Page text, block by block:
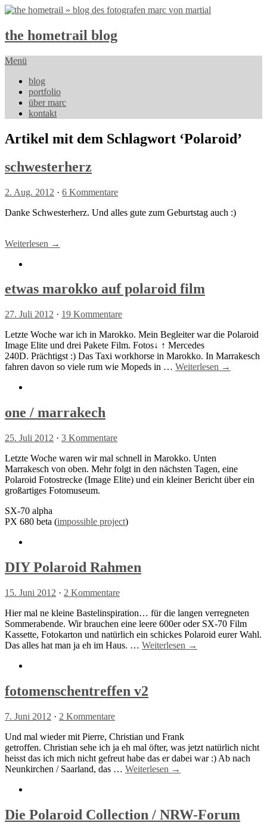
the hometrail blog
Menü
blog
portfolio
über marc
kontakt
Artikel mit dem Schlagwort ‘Polaroid’
schwesterherz
2. Aug. 2012 · 6 Kommentare
Danke Schwesterherz. Und alles gute zum Geburtstag auch :)
Weiterlesen →
etwas marokko auf polaroid film
27. Juli 2012 · 19 Kommentare
Letzte Woche war ich in Marokko. Mein Begleiter war die Polaroid
Image Elite und drei Pakete Film. Fotos↓ ↑ Mercedes
240D. Prächtigst :) Das Taxi workhorse in Marokko. In Marrakesch
fahren davon so viele rum wie Mopeds in … Weiterlesen →
one / marrakech
25. Juli 2012 · 3 Kommentare
Letzte Woche waren wir mal schnell in Marokko. Unten
Marrakesch von oben. Mehr folgt in den nächsten Tagen, eine
Polaroid Fotostrecke (Image Elite) und ein kleiner Bericht über ein
großartiges Fotomuseum.
SX-70 alpha
PX 680 beta (impossible project)
DIY Polaroid Rahmen
15. Juni 2012 · 2 Kommentare
Hier mal ne kleine Bastelinspiration… für die langen verregneten
Sommerabende. Wir brauchen eine leere 600er oder SX-70 Film
Kassette, Fotokarton und natürlich ein schickes Polaroid eurer Wahl.
Das alles hat man ja eh im Haus. … Weiterlesen →
fotomenschentreffen v2
7. Juni 2012 · 2 Kommentare
Und mal wieder mit Pierre, Christian und Frank
getroffen. Christian sehe ich ja eh mal öfter, was jetzt natürlich nicht
heisst das ich mich nicht gefreut habe das er dabei war :) Ab nach
Neunkirchen / Saarland, das … Weiterlesen →
Die Polaroid Collection / NRW-Forum